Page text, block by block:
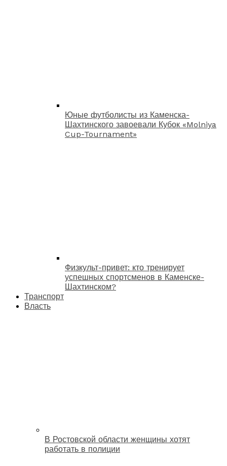
Юные футболисты из Каменска-
Шахтинского завоевали Кубок «Molniya
Cup-Tournament»
Физкульт-привет: кто тренирует
успешных спортсменов в Каменске-
Шахтинском?
Транспорт
Власть
В Ростовской области женщины хотят
работать в полиции